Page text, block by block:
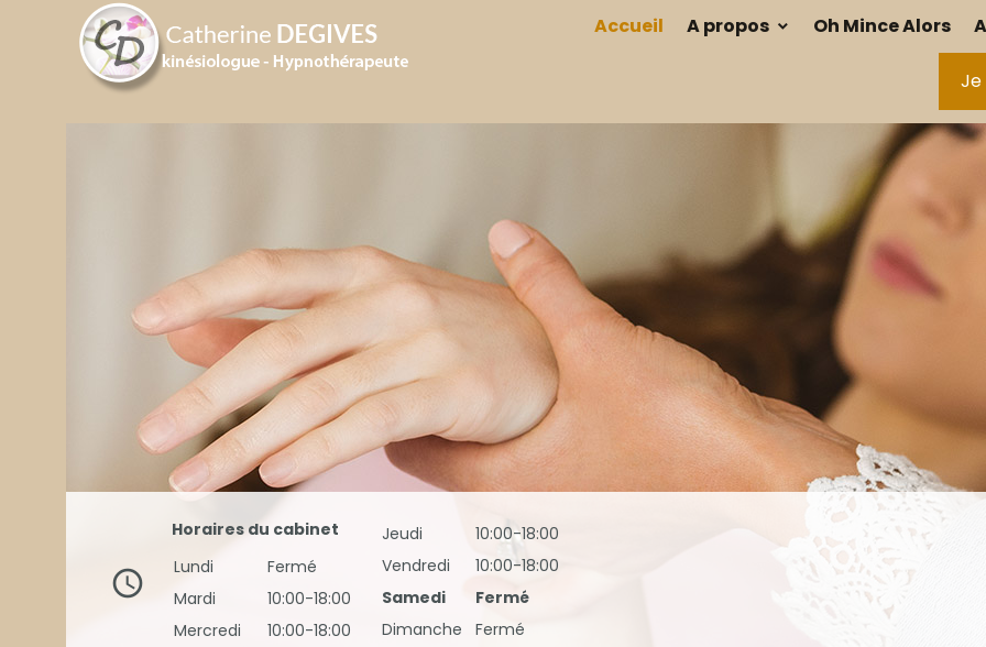
Accueil A propos Oh Mince Alors
schedule
Horaires du cabinet
Lundi
Fermé
Mardi
10:00-18:00
Mercredi
10:00-18:00
Jeudi
10:00-18:00
Vendredi
10:00-18:00
Samedi
Fermé
Dimanche
Fermé
Panneau de gestion des cookies